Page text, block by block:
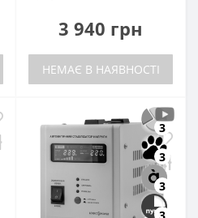
3 940 грн
НЕМАЄ В НАЯВНОСТІ
3
3
3